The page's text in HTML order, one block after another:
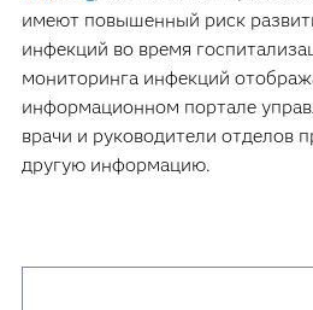
имеют повышенный риск
инфекций во время
мониторинга инфекций
информационном портале
врачи и руководители отделов
другую информацию.